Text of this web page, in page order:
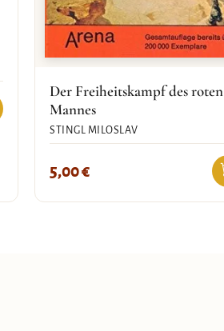
Der Freiheitskampf des roten
Mannes
STINGL MILOSLAV
5,00€